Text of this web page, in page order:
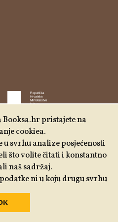
pristajete na
cookiea.
svrhu analize posjećenosti
što volite čitati i konstantno
naš sadržaj.
ni u koju drugu svrhu